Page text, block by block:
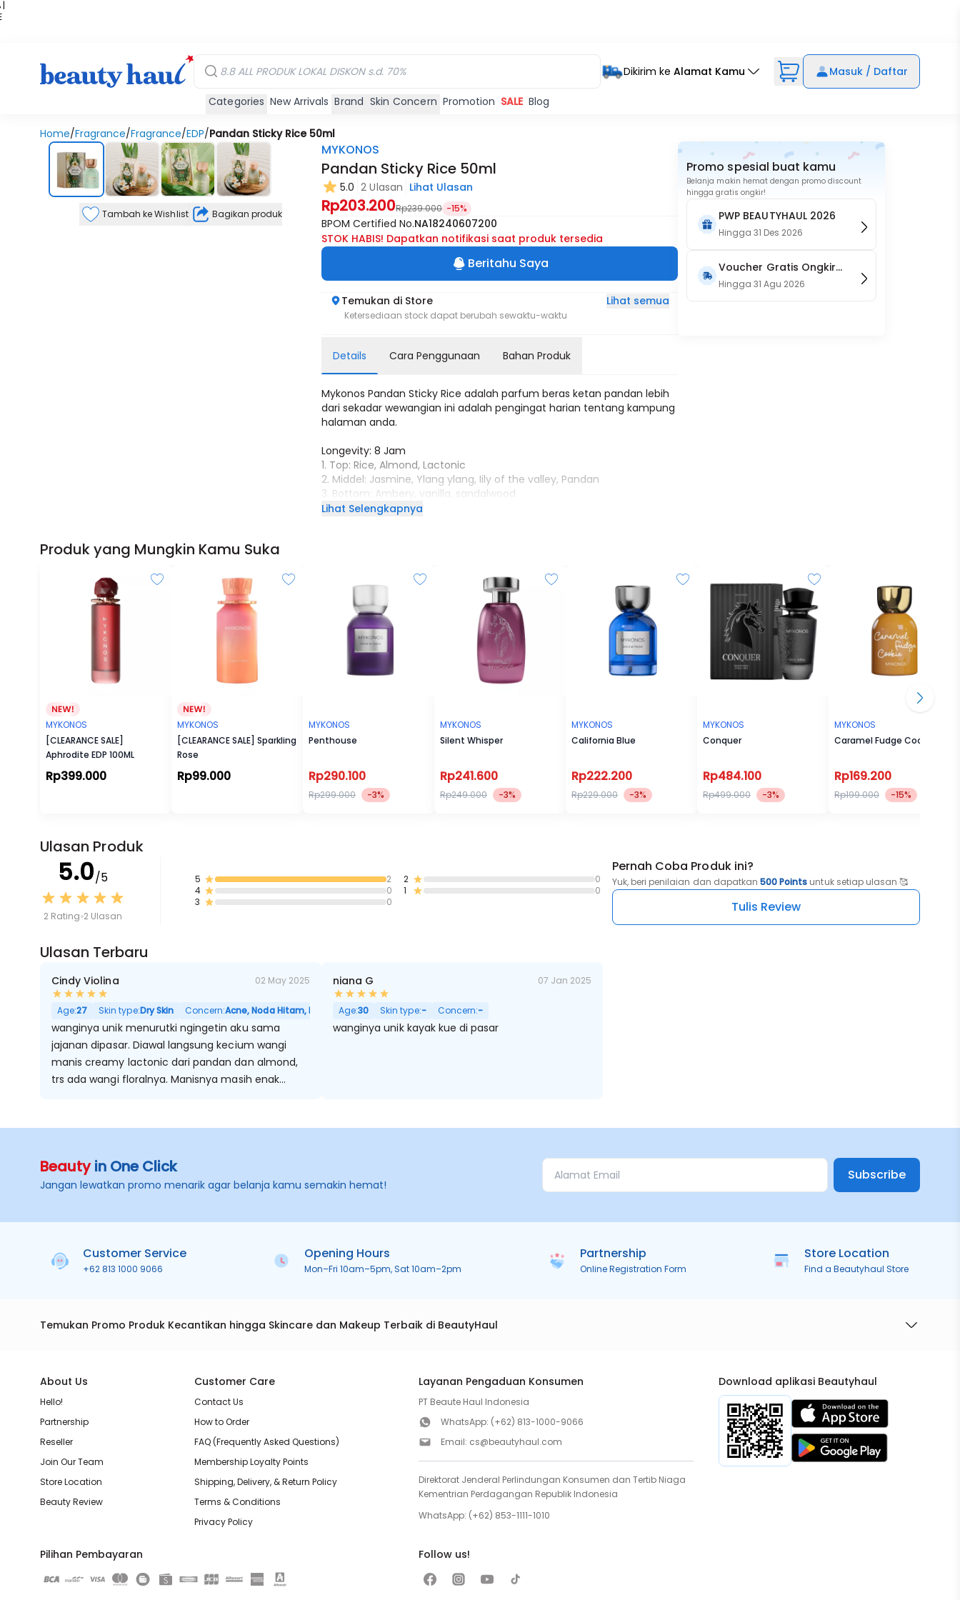
|
Dikirim ke Alamat Kamu Masuk / Daftar
Categories New Arrivals Brand Skin Concern Promotion SALE Blog
Home/Fragrance/Fragrance/EDP/Pandan Sticky Rice 50ml
Tambah ke Wishlist Bagikan produk
MYKONOS
Pandan Sticky Rice 50ml
5.0 2 Ulasan Lihat Ulasan
Rp203.200Rp239.000 -15%
BPOM Certified No.NA18240607200
STOK HABIS! Dapatkan notifikasi saat produk tersedia
Beritahu Saya
Temukan di Store Lihat semua
Ketersediaan stock dapat berubah sewaktu-waktu
Details Cara Penggunaan Bahan Produk
Mykonos Pandan Sticky Rice adalah parfum beras ketan pandan lebih
dari sekadar wewangian ini adalah pengingat harian tentang kampung
halaman anda.
Longevity: 8 Jam
1. Top: Rice, Almond, Lactonic
2. ⁠Middel: Jasmine, Ylang ylang, Iily of the valley, Pandan
3. ⁠Bottom: Ambery, vanilla, sandalwood
Lihat Selengkapnya
Promo spesial buat kamu
Belanja makin hemat dengan promo discount
hingga gratis ongkir!
PWP BEAUTYHAUL 2026
Hingga31 Des 2026
Voucher Gratis Ongkir
15RB (Only on Website)
Hingga31 Agu 2026
Produk yang Mungkin Kamu Suka
MYKONOS
[CLEARANCE SALE]
Aphrodite EDP 100ML
Rp399.000
MYKONOS
[CLEARANCE SALE] Sparkling
Rose
Rp99.000
MYKONOS
Penthouse
Rp290.100
Rp299.000 -3%
MYKONOS
Silent Whisper
Rp241.600
Rp249.000 -3%
MYKONOS
California Blue
Rp222.200
Rp229.000 -3%
MYKONOS
Conquer
Rp484.100
Rp499.000 -3%
MYKONOS
Caramel Fudge Cookie EDP
Rp169.200
Rp199.000 -15%
Ulasan Produk
5.0/5
2 Rating 2 Ulasan
5
2
4
0
3
0
2
0
1
0
Pernah Coba Produk ini?
Yuk, beri penilaian dan dapatkan 500 Points untuk setiap ulasan 🥰
Tulis Review
Ulasan Terbaru
Cindy Violina 02 May 2025
Age:27 Skin type:Dry Skin Concern:Acne, Noda Hitam, Kulit Kering, Sensitif
wanginya unik menurutki ngingetin aku sama
jajanan dipasar. Diawal langsung kecium wangi
manis creamy lactonic dari pandan dan almond,
trs ada wangi floralnya. Manisnya masih enak
niana G 07 Jan 2025
Age:30 Skin type:- Concern:-
wanginya unik kayak kue di pasar
Beautyin One Click
Jangan lewatkan promo menarik agar belanja kamu semakin hemat!
Subscribe
Customer Service
+62 813 1000 9066
Opening Hours
Mon–Fri 10am–5pm, Sat 10am–2pm
Partnership
Online Registration Form
Store Location
Find a Beautyhaul Store
Temukan Promo Produk Kecantikan hingga Skincare dan Makeup Terbaik di BeautyHaul
About Us
Hello!
Partnership
Reseller
Join Our Team
Store Location
Beauty Review
Customer Care
Contact Us
How to Order
FAQ (Frequently Asked Questions)
Membership Loyalty Points
Shipping, Delivery, & Return Policy
Terms & Conditions
Privacy Policy
Layanan Pengaduan Konsumen
PT Beaute Haul Indonesia
WhatsApp: (+62) 813-1000-9066
Email: cs@beautyhaul.com
Direktorat Jenderal Perlindungan Konsumen dan Tertib Niaga
Kementrian Perdagangan Republik Indonesia
WhatsApp: (+62) 853-1111-1010
Download aplikasi Beautyhaul
Pilihan Pembayaran Follow us!